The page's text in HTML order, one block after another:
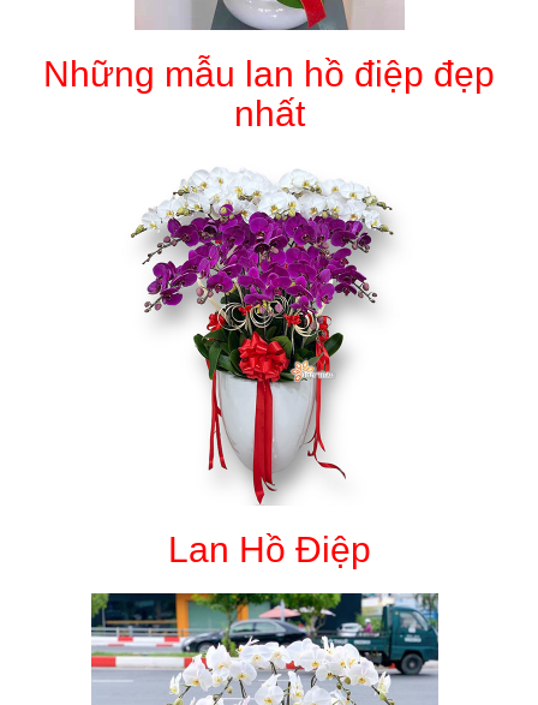
Những mẫu lan hồ điệp đẹp
nhất
Lan Hồ Điệp